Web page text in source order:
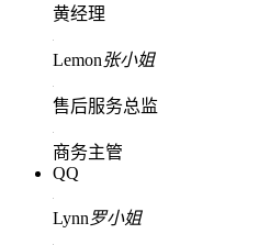
黄经理
Lemon张小姐
售后服务总监
商务主管
QQ
Lynn罗小姐